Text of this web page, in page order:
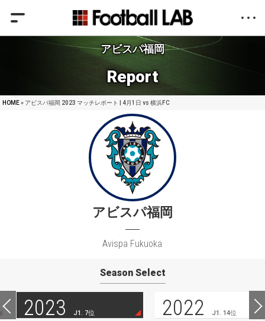
アビスパ福岡
Report
HOME» アビスパ福岡 2023 マッチレポート | 4月1日 vs 横浜FC
アビスパ福岡
Avispa Fukuoka
Season Select
2023 J1. 7位 2022 J1. 14位